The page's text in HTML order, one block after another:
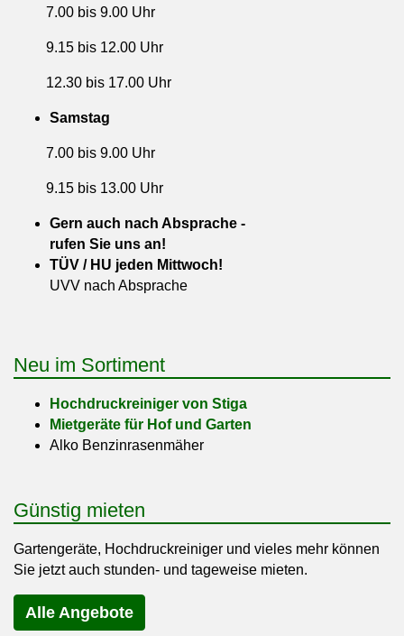
7.00 bis 9.00 Uhr
9.15 bis 12.00 Uhr
12.30 bis 17.00 Uhr
Samstag
7.00 bis 9.00 Uhr
9.15 bis 13.00 Uhr
Gern auch nach Absprache -
rufen Sie uns an!
TÜV / HU jeden Mittwoch!
UVV nach Absprache
Neu im Sortiment
Hochdruckreiniger von Stiga
Mietgeräte für Hof und Garten
Alko Benzinrasenmäher
Günstig mieten
Gartengeräte, Hochdruckreiniger und vieles mehr können
Sie jetzt auch stunden- und tageweise mieten.
Alle Angebote